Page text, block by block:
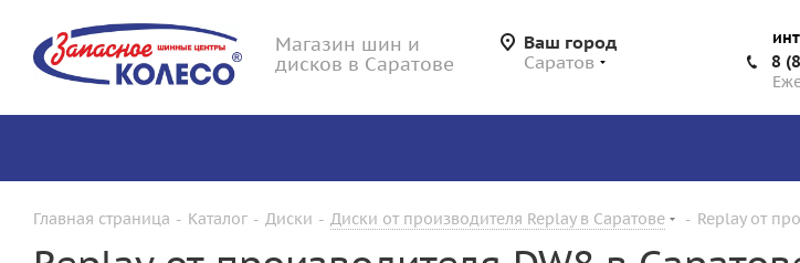
Магазин шин и
дисков в Саратове
Ваш город
Саратов
8
Главная страница - Каталог - Диски - Диски от производителя Replay в Саратове - Replay от